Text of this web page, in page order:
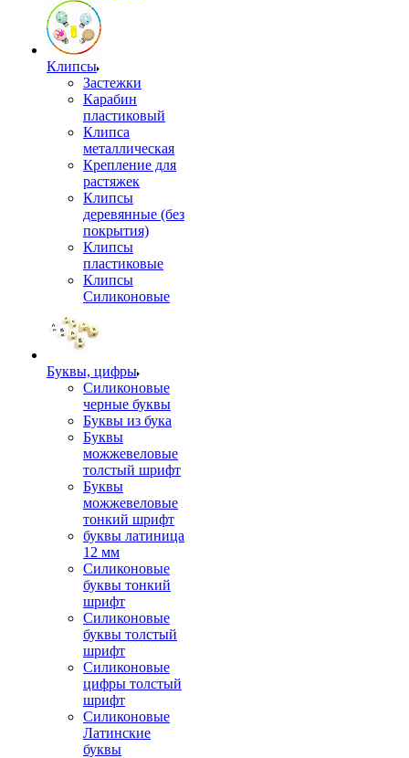
Клипсы
Застежки
Карабин
пластиковый
Клипса
металлическая
Крепление для
растяжек
Клипсы
деревянные (без
покрытия)
Клипсы
пластиковые
Клипсы
Силиконовые
Буквы, цифры
Силиконовые
черные буквы
Буквы из бука
Буквы
можжевеловые
толстый шрифт
Буквы
можжевеловые
тонкий шрифт
буквы латиница
12 мм
Силиконовые
буквы тонкий
шрифт
Силиконовые
буквы толстый
шрифт
Силиконовые
цифры толстый
шрифт
Силиконовые
Латинские
буквы